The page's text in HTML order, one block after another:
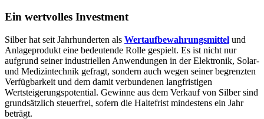
Ein wertvolles Investment
Silber hat seit Jahrhunderten als Wertaufbewahrungsmittel und
Anlageprodukt eine bedeutende Rolle gespielt. Es ist nicht nur
aufgrund seiner industriellen Anwendungen in der Elektronik, Solar-
und Medizintechnik gefragt, sondern auch wegen seiner begrenzten
Verfügbarkeit und dem damit verbundenen langfristigen
Wertsteigerungspotential. Gewinne aus dem Verkauf von Silber sind
grundsätzlich steuerfrei, sofern die Haltefrist mindestens ein Jahr
beträgt.